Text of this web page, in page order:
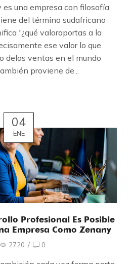
una empresa con filosofía
del término sudafricano
“¿qué valoraportas a la
ese valor lo que
delas ventas en el mundo
proviene de...
04
ENE
Profesional Es Posible
Empresa Como Zenany
2720 / 0